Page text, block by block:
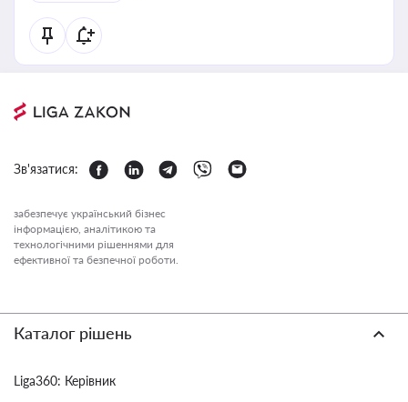
Зв'язатися:
забезпечує український бізнес
інформацією, аналітикою та
технологічними рішеннями для
ефективної та безпечної роботи.
Каталог рішень
Liga360: Керівник